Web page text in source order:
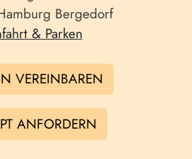
Bergedorf
& Parken
VEREINBAREN
ANFORDERN